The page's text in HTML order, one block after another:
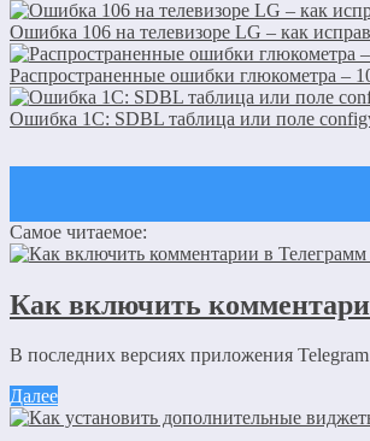
Ошибка 106 на телевизоре LG – как
Распространенные ошибки глюкометра –
Ошибка 1C: SDBL таблица или поле
Оставить комментарий
Ваш адрес email не будет опубликован.
Самое читаемое:
Как включить
В последних версиях приложения
Далее